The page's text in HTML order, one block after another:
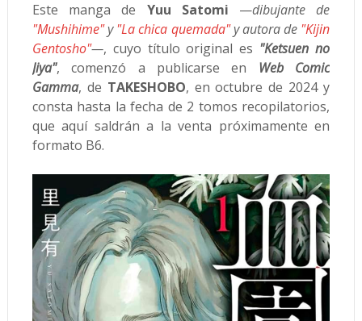
Este manga de Yuu Satomi —dibujante de
"Mushihime"y"La chica quemada"y autora de "Kijin
Gentosho"—, cuyo título original es "Ketsuen no
Jiya", comenzó a publicarse en Web Comic
Gamma, de TAKESHOBO, en octubre de 2024 y
consta hasta la fecha de 2 tomos recopilatorios,
que aquí saldrán a la venta próximamente en
formato B6.